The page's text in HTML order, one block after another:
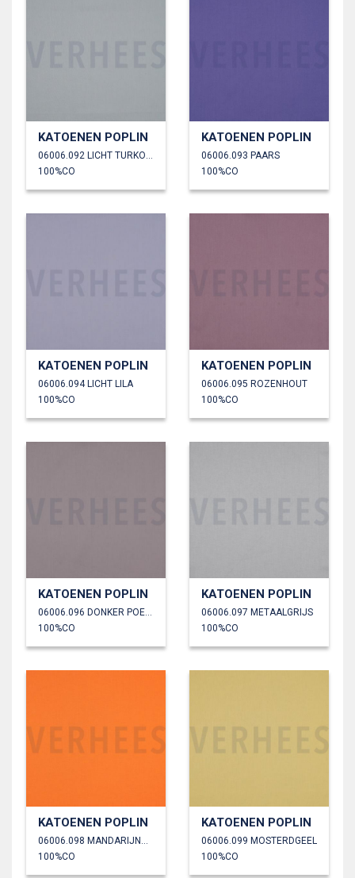
KATOENEN POPLIN
06006.092 LICHT TURKOISE
100%CO
KATOENEN POPLIN
06006.093 PAARS
100%CO
KATOENEN POPLIN
06006.094 LICHT LILA
100%CO
KATOENEN POPLIN
06006.095 ROZENHOUT
100%CO
KATOENEN POPLIN
06006.096 DONKER POEDER
100%CO
KATOENEN POPLIN
06006.097 METAALGRIJS
100%CO
KATOENEN POPLIN
06006.098 MANDARIJNORANJE
100%CO
KATOENEN POPLIN
06006.099 MOSTERDGEEL
100%CO